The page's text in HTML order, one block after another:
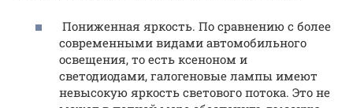
Пониженная яркость. По сравнению с более
современными видами автомобильного
освещения, то есть ксеноном и
светодиодами, галогеновые лампы имеют
невысокую яркость светового потока. Это не